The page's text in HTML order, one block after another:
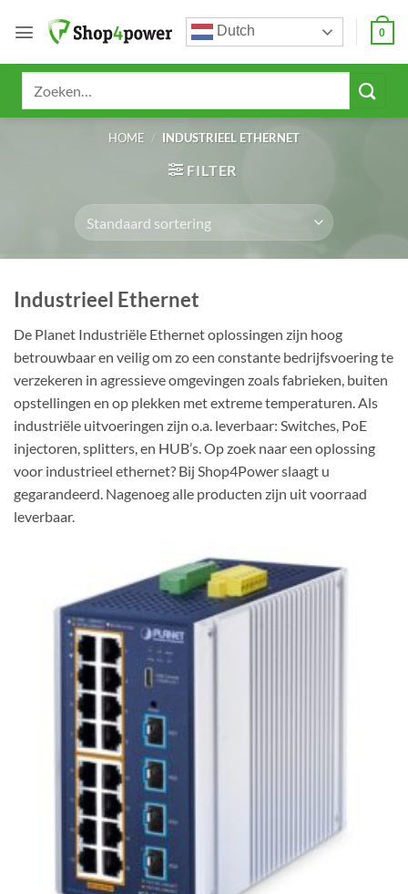
naar
Dutch 0
HOME / INDUSTRIEEL ETHERNET
FILTER
Industrieel Ethernet
De Planet Industriële Ethernet oplossingen zijn hoog
betrouwbaar en veilig om zo een constante bedrijfsvoering te
verzekeren in agressieve omgevingen zoals fabrieken, buiten
opstellingen en op plekken met extreme temperaturen. Als
industriële uitvoeringen zijn o.a. leverbaar: Switches, PoE
injectoren, splitters, en HUB’s. Op zoek naar een oplossing
voor industrieel ethernet? Bij Shop4Power slaagt u
gegarandeerd. Nagenoeg alle producten zijn uit voorraad
leverbaar.